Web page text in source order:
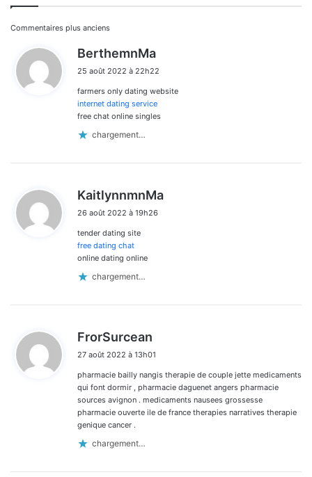
Navigation
dans
les
commentaires
Commentaires plus anciens
BerthemnMa
t
:
25 août 2022 à 22h22
farmers only dating website
internet dating service
free chat online singles
chargement…
KaitlynnmnMa
26 août 2022 à 19h26
tender dating site
free dating chat
online dating online
chargement…
FrorSurcean
t
:
27 août 2022 à 13h01
pharmacie bailly nangis therapie de couple jette medicaments
qui font dormir , pharmacie daguenet angers pharmacie
sources avignon . medicaments nausees grossesse
pharmacie ouverte ile de france therapies narratives therapie
genique cancer .
chargement…